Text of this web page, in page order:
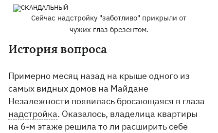
Сейчас надстройку "заботливо" прикрыли от
чужих глаз брезентом.
История вопроса
Примерно месяц назад на крыше одного из
самых видных домов на Майдане
Незалежности появилась бросающаяся в глаза
надстройка. Оказалось, владелица квартиры
на 6-м этаже решила то ли расширить себе